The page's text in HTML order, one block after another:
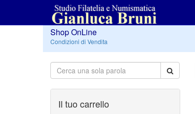
Shop OnLine
Condizioni di Vendita
Il tuo carrello